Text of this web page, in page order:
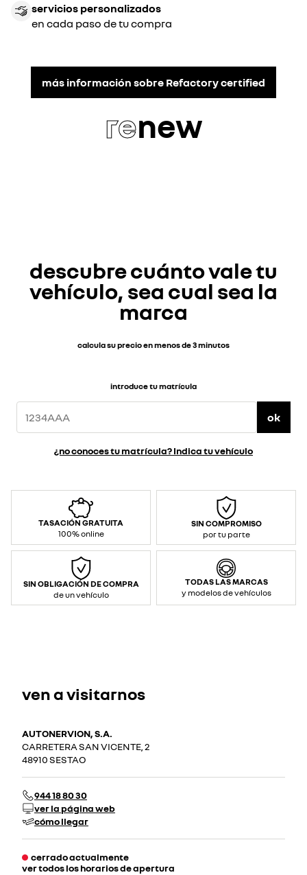
servicios personalizados
en cada paso de tu compra
más información sobre Refactory certified
renew
descubre cuánto vale tu
vehículo, sea cual sea la
marca
calcula su precio en menos de 3 minutos
introduce tu matrícula
ok
¿no conoces tu matrícula? Indica tu vehículo
TASACIÓN GRATUITA
100% online
SIN COMPROMISO
por tu parte
SIN OBLIGACIÓN DE COMPRA
de un vehículo
TODAS LAS MARCAS
y modelos de vehículos
ven a visitarnos
AUTONERVION, S.A.
CARRETERA SAN VICENTE, 2
48910 SESTAO
944 18 80 30
ver la página web
cómo llegar
cerrado actualmente
ver todos los horarios de apertura